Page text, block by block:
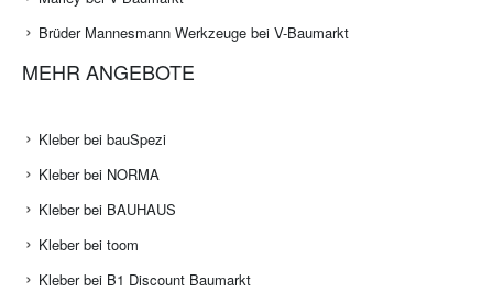
Brüder Mannesmann Werkzeuge bei V-Baumarkt
MEHR ANGEBOTE
Kleber bei bauSpezi
Kleber bei NORMA
Kleber bei BAUHAUS
Kleber bei toom
Kleber bei B1 Discount Baumarkt